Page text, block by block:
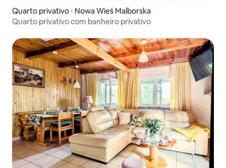
Quarto privativo ⋅ Nowa Wieś Malborska
Quarto privativo com banheiro privativo